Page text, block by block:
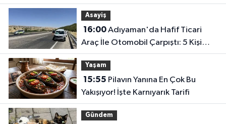
Bulunuyordu..
Asayiş
16:00Adıyaman'da Hafif Ticari
Araç İle Otomobil Çarpıştı: 5 Kişi
Yaralandı
Yaşam
15:55
Yakışıyor! İşte Karnıyarık Tarifi
Gündem